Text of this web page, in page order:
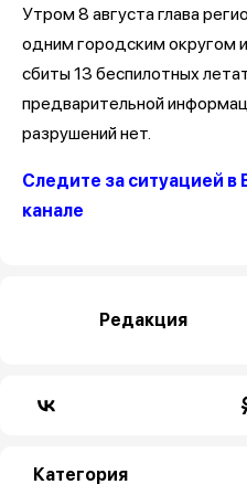
Утром 8 августа глава
одним городским округом
сбиты 13 беспилотных
предварительной
разрушений нет.
Следите за ситуацией
канале
Редакция
Категория